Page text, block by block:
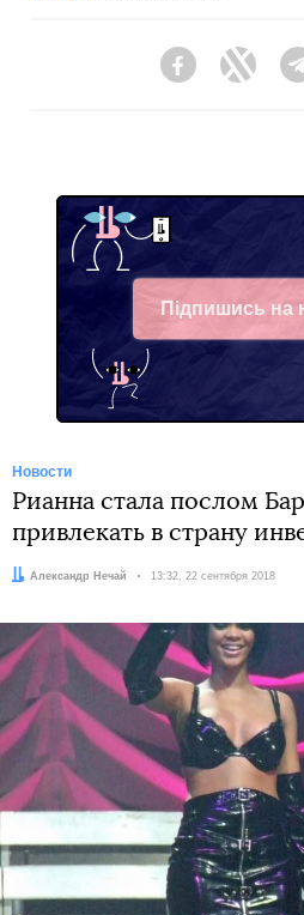
Facebook
Підпишись на
Facebook
Новости
Рианна стала послом
привлекать в страну
Автор:
Александр Нечай Дата:
13:32, 22 сентября 2018